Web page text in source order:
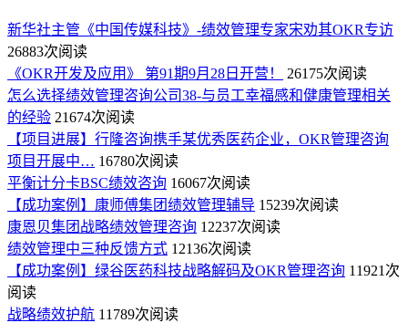
新华社主管《中国传媒科技》-绩效管理专家宋劝其OKR专访
26883次阅读
《OKR开发及应用》 第91期9月28日开营！
26175次阅读
怎么选择绩效管理咨询公司38-与员工幸福感和健康管理相关
的经验 21674次阅读
【项目进展】行隆咨询携手某优秀医药企业，OKR管理咨询
项目开展中… 16780次阅读
平衡计分卡BSC绩效咨询 16067次阅读
【成功案例】康师傅集团绩效管理辅导 15239次阅读
康恩贝集团战略绩效管理咨询 12237次阅读
绩效管理中三种反馈方式 12136次阅读
【成功案例】绿谷医药科技战略解码及OKR管理咨询 11921次
阅读
战略绩效护航 11789次阅读